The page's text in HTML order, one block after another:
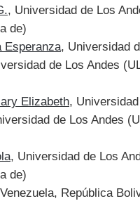
, Universidad de Los
de)
Esperanza, Universidad
de Los Andes
Elizabeth,
de Los Andes
, Universidad de Los
de)
República